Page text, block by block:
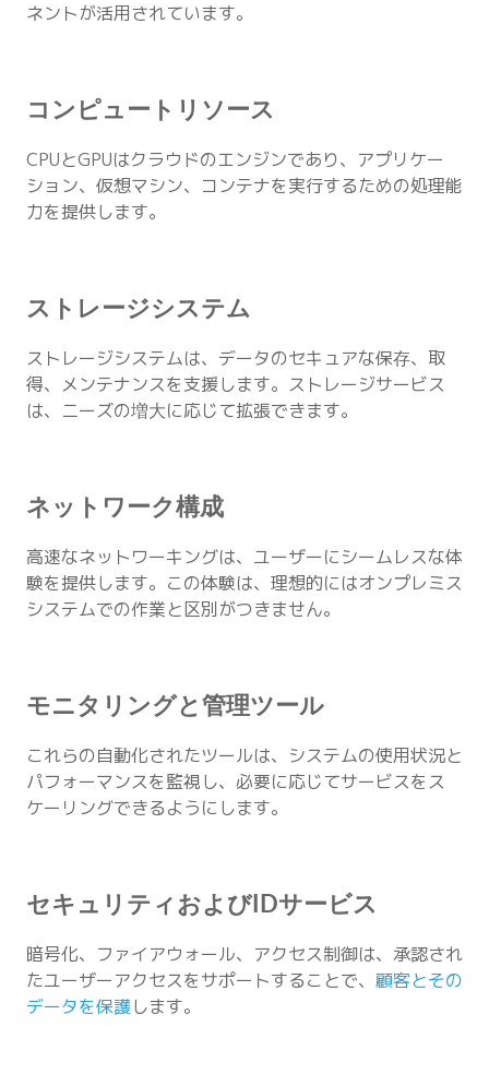
ネントが活用されています。
コンピュートリソース
CPUとGPUはクラウドのエンジンであり、アプリケー
ション、仮想マシン、コンテナを実行するための処理能
力を提供します。
ストレージシステム
ストレージシステムは、データのセキュアな保存、取
得、メンテナンスを支援します。ストレージサービス
は、ニーズの増大に応じて拡張できます。
ネットワーク構成
高速なネットワーキングは、ユーザーにシームレスな体
験を提供します。この体験は、理想的にはオンプレミス
システムでの作業と区別がつきません。
モニタリングと管理ツール
これらの自動化されたツールは、システムの使用状況と
パフォーマンスを監視し、必要に応じてサービスをス
ケーリングできるようにします。
セキュリティおよびIDサービス
暗号化、ファイアウォール、アクセス制御は、承認され
たユーザーアクセスをサポートすることで、 顧客とその
データを保護します。